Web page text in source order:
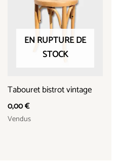
EN RUPTURE DE
STOCK
Tabouret bistrot vintage
0,00€
Vendus